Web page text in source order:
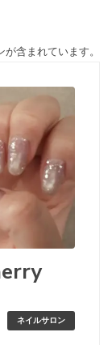
含まれています。
ネイルサロン